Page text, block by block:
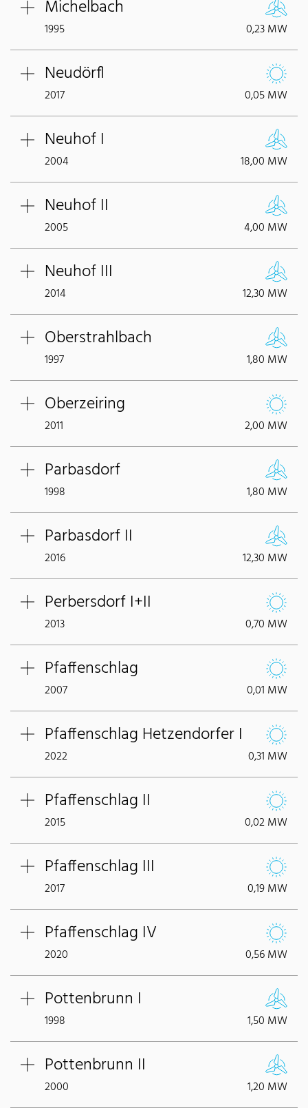
Michelbach
1995 0,23 MW
Neudörfl
2017 0,05 MW
Neuhof I
2004 18,00 MW
Neuhof II
2005 4,00 MW
Neuhof III
2014 12,30 MW
Oberstrahlbach
1997 1,80 MW
Oberzeiring
2011 2,00 MW
Parbasdorf
1998 1,80 MW
Parbasdorf II
2016 12,30 MW
Perbersdorf I+II
2013 0,70 MW
Pfaffenschlag
2007 0,01 MW
Pfaffenschlag Hetzendorfer I
2022 0,31 MW
Pfaffenschlag II
2015 0,02 MW
Pfaffenschlag III
2017 0,19 MW
Pfaffenschlag IV
2020 0,56 MW
Pottenbrunn I
1998 1,50 MW
Pottenbrunn II
2000 1,20 MW